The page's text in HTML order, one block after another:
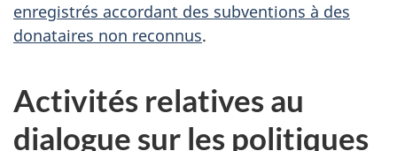
enregistrés accordant des subventions à des
donataires non reconnus.
Activités relatives au
dialogue sur les politiques